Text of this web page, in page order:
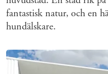
fantastisk natur, och en
hundälskare.